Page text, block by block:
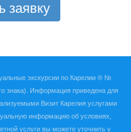
заявку
экскурсии по Карелии ® №
знака). Информация приведена для
Визит Карелия услугами
информацию об условиях,
услуги вы можете уточнить у